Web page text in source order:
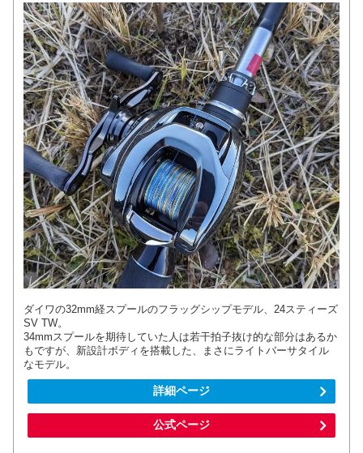
ダイワの32mm経スプールのフラッグシップモデル、24スティーズ
SV TW。
34mmスプールを期待していた人は若干拍子抜け的な部分はあるか
もですが、新設計ボディを搭載した、まさにライトバーサタイル
なモデル。
詳細ページ
公式ページ